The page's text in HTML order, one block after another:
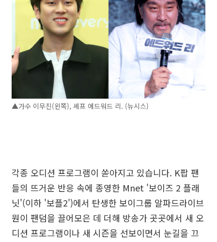
▲가수 이무진(왼쪽), 셰프 에드워드 리. (뉴시스)
각종 오디션 프로그램이 쏟아지고 있습니다. K팝 팬
들의 뜨거운 반응 속에 종영한 Mnet '보이즈 2 플래
닛'(이하 '보플2')에서 탄생한 보이그룹 알파드라이브
원이 팬덤을 끌어모은 데 더해 방송가 곳곳에서 새 오
디션 프로그램이나 새 시즌을 선보이면서 눈길을 끄